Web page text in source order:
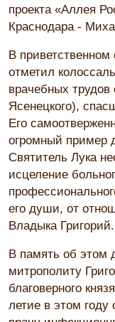
проекта «Аллея
Краснодара -
В приветственном
отметил
врачебных трудов
Ясенецкого),
Его
огромный пример
Святитель Лука
исцеление
его души, от
Владыка Григорий.
В память об этом
митрополиту
благоверного
летие в этом году